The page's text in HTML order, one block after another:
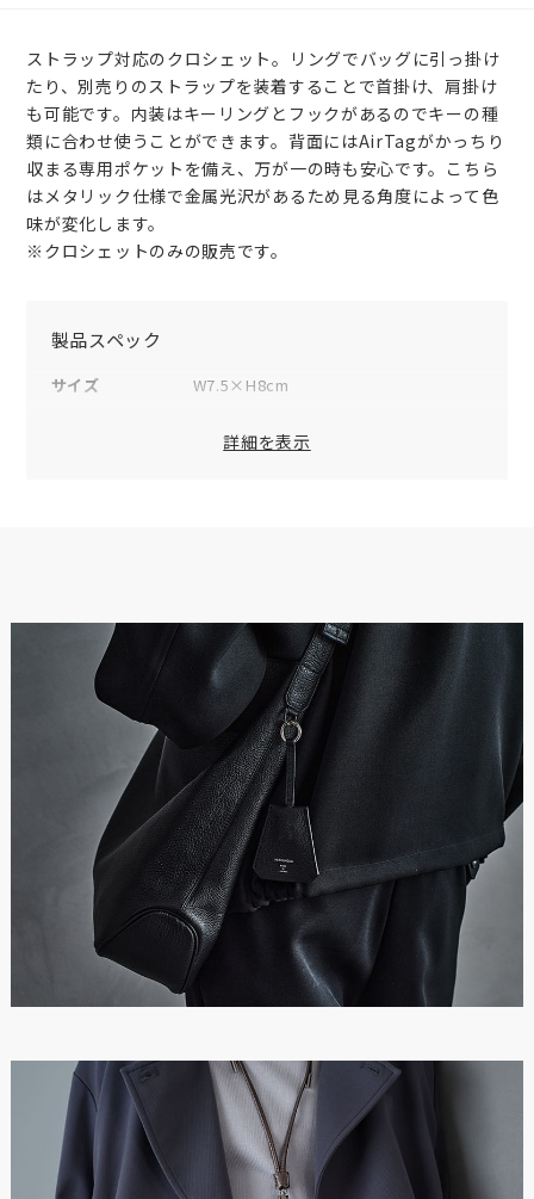
ストラップ対応のクロシェット。リングでバッグに引っ掛け
たり、別売りのストラップを装着することで首掛け、肩掛け
も可能です。内装はキーリングとフックがあるのでキーの種
類に合わせ使うことができます。背面にはAirTagがかっちり
収まる専用ポケットを備え、万が一の時も安心です。こちら
はメタリック仕様で金属光沢があるため見る角度によって色
味が変化します。
※クロシェットのみの販売です。
製品スペック
サイズ
W7.5×H8cm
日本
※数値は全て概算です。
※製品および付属品の仕様は、改良のため予告なく変更する場
合があります。
※製品画像の色に関しましてはお使いのパソコンや携帯端末の
モニター環境により、実際の製品と異なって見える場合がござ
います。あらかじめご了承ください。
※本製品は天然皮革素材を使用しているため、色味、風合いに
個体差がございます。素材の特性としてご理解ください。
詳細を表示